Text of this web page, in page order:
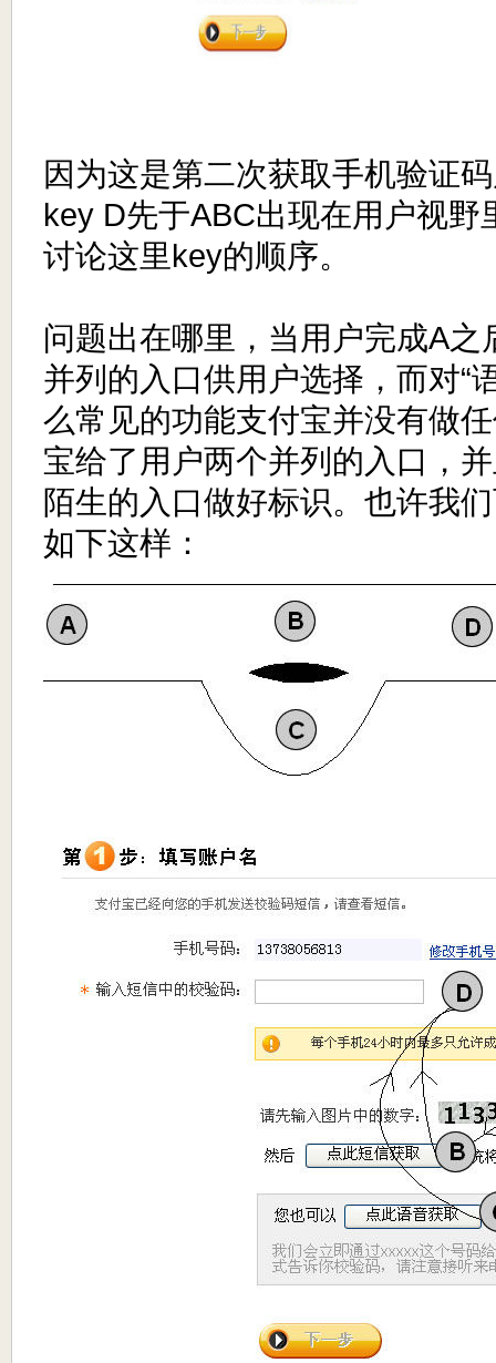
因为这是第二次获取手机验证
key D先于ABC出现在用户视野
讨论这里key的顺序。
问题出在哪里，当用户完成A之
并列的入口供用户选择，而对“
么常见的功能支付宝并没有做
宝给了用户两个并列的入口，
陌生的入口做好标识。也许我
如下这样：